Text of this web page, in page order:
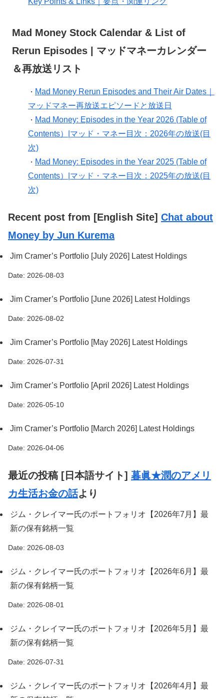
Mad Money Stock Calendar & List of
Rerun Episodes | マッドマネーカレンダー
＆再放送リスト
・ Mad Money Rerun Episodes and Their Air Dates｜
マッドマネー再放送エピソードと放送日
・ Mad Money: Episodes in the Year 2026 (Table of
Contents）|マッド・マネー目次：2026年の放送(目
次)
・ Mad Money: Episodes in the Year 2025 (Table of
Contents）|マッド・マネー目次：2025年の放送(目
次)
Recent post from [English Site] Chat about
Money by Jun Kurema
Jim Cramer’s Portfolio [July 2026] Latest Holdings
Date: 2026-08-03
Jim Cramer’s Portfolio [June 2026] Latest Holdings
Date: 2026-08-02
Jim Cramer’s Portfolio [May 2026] Latest Holdings
Date: 2026-07-31
Jim Cramer’s Portfolio [April 2026] Latest Holdings
Date: 2026-05-10
Jim Cramer’s Portfolio [March 2026] Latest Holdings
Date: 2026-04-06
最近の投稿 [日本語サイト] 暮眞★潤のアメリ
カ生活お金の話より
ジム・クレイマー氏のポートフォリオ【2026年7月】最
新の保有銘柄一覧
Date: 2026-08-03
ジム・クレイマー氏のポートフォリオ【2026年6月】最
新の保有銘柄一覧
Date: 2026-08-01
ジム・クレイマー氏のポートフォリオ【2026年5月】最
新の保有銘柄一覧
Date: 2026-07-31
ジム・クレイマー氏のポートフォリオ【2026年4月】最